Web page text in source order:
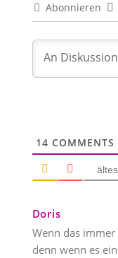
Abonnieren
14 COMMENTS
Doris
Wenn das immer
denn wenn es